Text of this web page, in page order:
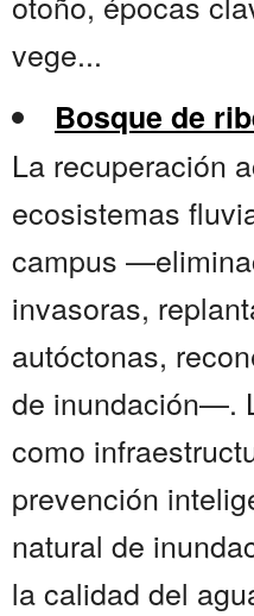
vege...
Bosque de
La recuperación
ecosistemas
campus
invasoras,
autóctonas,
de inundación—.
como
prevención
natural de
la calidad del